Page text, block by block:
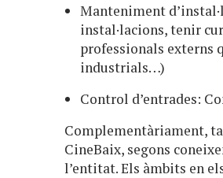
Manteniment
instal·lacions, tenir
professionals externs
industrials…)
Control d’entrades:
Complementàriament,
CineBaix, segons
l’entitat. Els àmbits en